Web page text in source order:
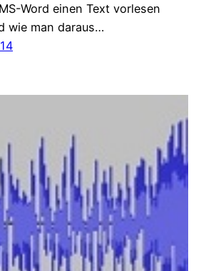
Word einen Text vorlesen
wie man daraus…